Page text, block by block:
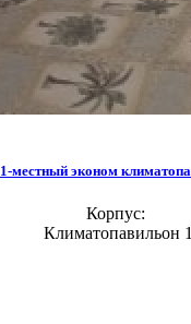
1-местный эконом
Корпус:
Климатопавильон 1